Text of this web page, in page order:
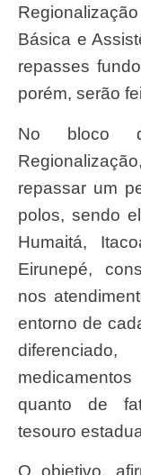
Básica e
repasses
porém, serão
No bloco de Incentivo Estadual à
repassar um
polos, sendo
Humaitá,
Eirunepé,
nos
entorno de
quanto de
tesouro
O objetivo, afirma a secretária, é possibilitar